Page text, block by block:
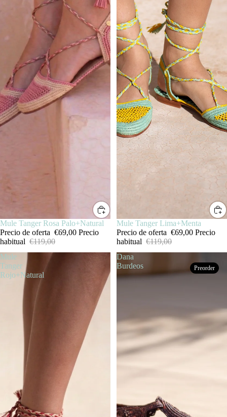
SALE
Mule Tanger Rosa Palo+Natural
Precio de oferta €69,00 Precio
habitual €119,00
SALE
Mule Tanger Lima+Menta
Precio de oferta €69,00 Precio
habitual €119,00
Mule
Tanger
Rojo+Natural
Dana
Burdeos
Preorder